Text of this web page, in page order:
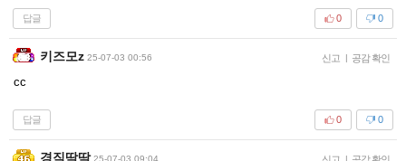
답글 0
0
키즈모z 25-07-03 00:56 신고 | 공감 확인
cc
답글 0
0
경직딱딱 25-07-03 09:04 |